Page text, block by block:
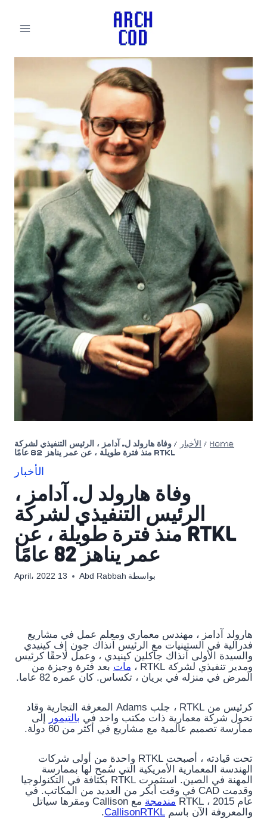
Home
/ الأخبار / وفاة هارولد ل. آدامز ، الرئيس التنفيذي لشركة
RTKL منذ فترة طويلة ، عن عمر يناهز 82 عامًا
الأخبار
وفاة هارولد ل. آدامز ،
الرئيس التنفيذي لشركة
RTKL منذ فترة طويلة ، عن
عمر يناهز 82 عامًا
بواسطة Abd Rabbah 13 April، 2022
هارولد آدامز ، مهندس معماري ومعلم عمل في مشاريع
فدرالية في الستينيات مع الرئيس آنذاك جون إف كينيدي
والسيدة الأولى آنذاك جاكلين كينيدي ، وعمل لاحقًا كرئيس
ومدير تنفيذي لشركة RTKL ،
مات بعد فترة وجيزة من
المرض في منزله في بريان ، تكساس. كان عمره 82 عاما.
كرئيس
من RTKL ، جلب Adams المعرفة التجارية وقاد
تحول شركة معمارية ذات مكتب واحد في بالتيمور
إلى
ممارسة تصميم عالمية مع مشاريع في أكثر من 60 دولة.
تحت قيادته ، أصبحت RTKL واحدة من أولى شركات
الهندسة المعمارية الأمريكية التي سُمح لها بممارسة
المهنة في الصين. استثمرت RTKL بكثافة في التكنولوجيا
وقدمت CAD في وقت أبكر من العديد من المكاتب. في
عام 2015 ، RTKL
مندمجة
مع Callison ومقرها سياتل
والمعروفة الآن باسم CallisonRTKL
.